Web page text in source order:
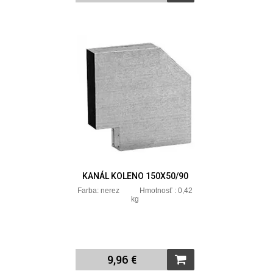
KANÁL KOLENO 150X50/90
Farba: nerez Hmotnosť : 0,42
kg
9,96 €